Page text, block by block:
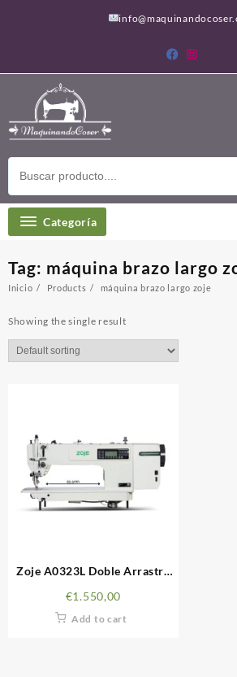
Categoría
Tag: máquina brazo largo
Inicio Products máquina brazo largo zoje
Showing the single result
Zoje A0323L Doble Arrastre
€1.550,00
Add to cart